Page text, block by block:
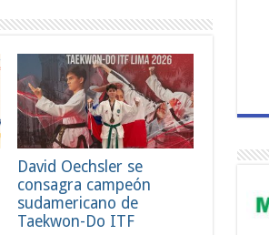
David Oechsler se
consagra campeón
sudamericano de
Taekwon-Do ITF